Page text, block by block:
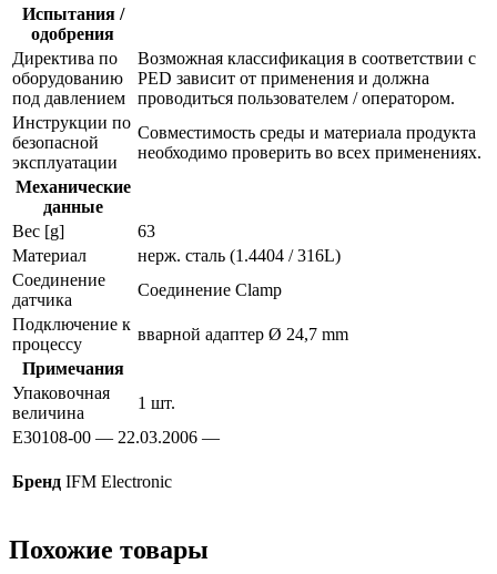
Испытания /
одобрения
Директива по
оборудованию
под давлением
Возможная классификация в соответствии с
PED зависит от применения и должна
проводиться пользователем / оператором.
Инструкции по
безопасной
эксплуатации
Совместимость среды и материала продукта
необходимо проверить во всех применениях.
Механические
данные
Вес [g]
63
Материал
нерж. сталь (1.4404 / 316L)
Соединение
датчика
Соединение Clamp
Подключение к
процессу
вварной адаптер Ø 24,7 mm
Примечания
Упаковочная
величина
1 шт.
E30108-00 — 22.03.2006 —
Бренд IFM Electronic
Похожие товары